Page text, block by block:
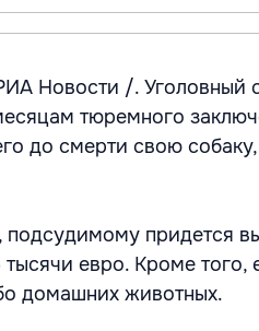
Новости /. Уголовный
тюремного
до смерти свою
подсудимому придется
евро. Кроме того,
домашних животных.